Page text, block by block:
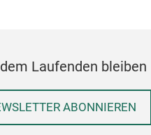
Laufenden bleiben
ABONNIEREN